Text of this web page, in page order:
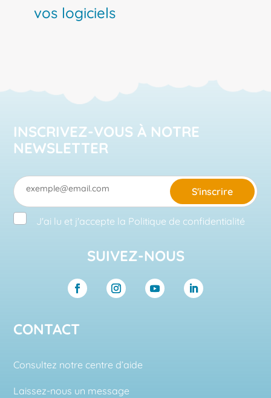
vos logiciels
INSCRIVEZ-VOUS À NOTRE
NEWSLETTER
S'inscrire
J'ai lu et j'accepte la Politique de confidentialité
SUIVEZ-NOUS
CONTACT
Consultez notre centre d’aide
Laissez-nous un message